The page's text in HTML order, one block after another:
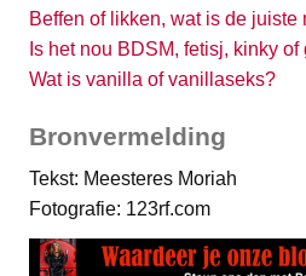
Beffen of likken, wat is de juiste
Is het nou BDSM, fetisj, kinky
Wat is vanilla of vanillaseks?
Bronvermelding
Tekst: Meesteres Moriah
Fotografie: 123rf.com